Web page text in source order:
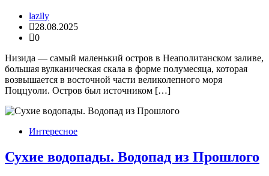
lazily
28.08.2025
0
Низида — самый маленький остров в Неаполитанском заливе,
большая вулканическая скала в форме полумесяца, которая
возвышается в восточной части великолепного моря
Поццуоли. Остров был источником […]
Интересное
Сухие водопады. Водопад из Прошлого